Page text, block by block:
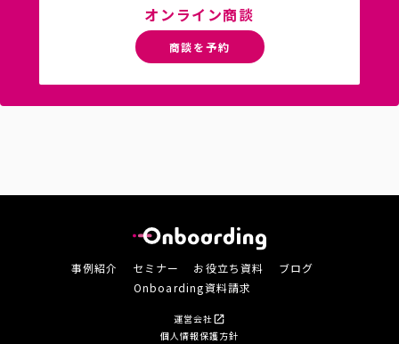
オンライン商談
商談を予約
事例紹介 セミナー お役立ち資料
ブログ
Onboarding資料請求
運営会社open_in_new
個人情報保護方針